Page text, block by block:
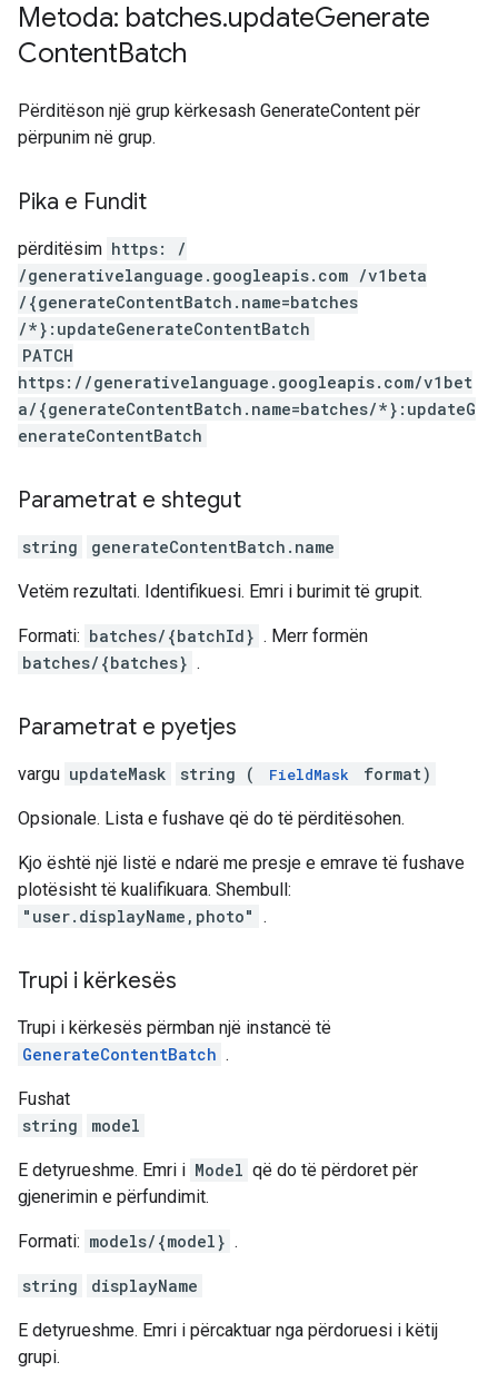
Metoda: batches.updateGenerate
ContentBatch
Përditëson një grup kërkesash GenerateContent për
përpunim në grup.
Pika e Fundit
përditësim https: /
/generativelanguage.googleapis.com /v1beta
/{generateContentBatch.name=batches
/*}:updateGenerateContentBatch
PATCH
https://generativelanguage.googleapis.com/v1bet
a/{generateContentBatch.name=batches/*}:updateG
enerateContentBatch
Parametrat e shtegut
string generateContentBatch.name
Vetëm rezultati. Identifikuesi. Emri i burimit të grupit.
Formati: batches/{batchId} . Merr formën
batches/{batches} .
Parametrat e pyetjes
vargu updateMask string ( FieldMask format)
Opsionale. Lista e fushave që do të përditësohen.
Kjo është një listë e ndarë me presje e emrave të fushave
plotësisht të kualifikuara. Shembull:
"user.displayName,photo" .
Trupi i kërkesës
Trupi i kërkesës përmban një instancë të
GenerateContentBatch .
Fushat
string
model
E detyrueshme. Emri i Model që do të përdoret për
gjenerimin e përfundimit.
Formati: models/{model} .
string displayName
E detyrueshme. Emri i përcaktuar nga përdoruesi i këtij
grupi.